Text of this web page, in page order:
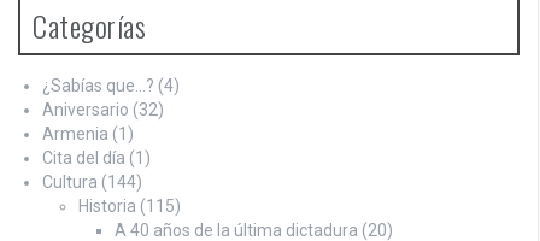
Categorías
¿Sabías que…? (4)
Aniversario (32)
Armenia (1)
Cita del día (1)
Cultura (144)
Historia (115)
A 40 años de la última dictadura (20)